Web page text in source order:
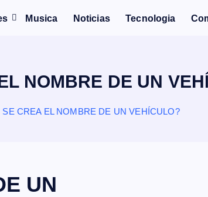
Musica Noticias Tecnologia
NOMBRE DE UN
CREA EL NOMBRE DE UN VEHÍCULO?
UN